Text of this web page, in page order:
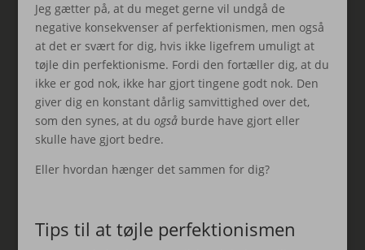
Jeg gætter på, at du meget gerne vil undgå de
negative konsekvenser af perfektionismen, men også
at det er svært for dig, hvis ikke ligefrem umuligt at
tøjle din perfektionisme. Fordi den fortæller dig, at du
ikke er god nok, ikke har gjort tingene godt nok. Den
giver dig en konstant dårlig samvittighed over det,
som den synes, at du ogsåburde have gjort eller
skulle have gjort bedre.
Eller hvordan hænger det sammen for dig?
Tips til at tøjle perfektionismen